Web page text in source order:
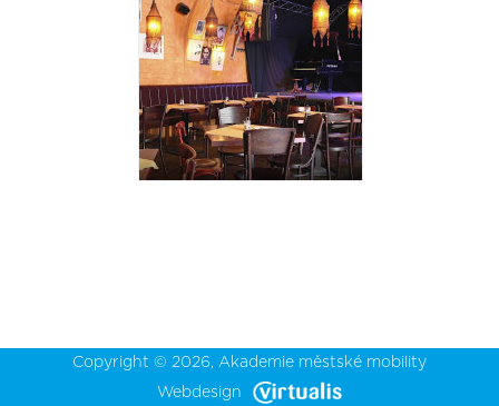
Copyright © 2026, Akademie městské mobility
Webdesign